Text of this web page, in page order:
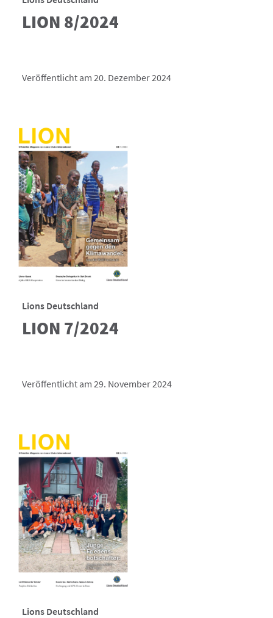
LION 8/2024
Veröffentlicht am 20. Dezember 2024
Lions Deutschland
LION 7/2024
Veröffentlicht am 29. November 2024
Lions Deutschland